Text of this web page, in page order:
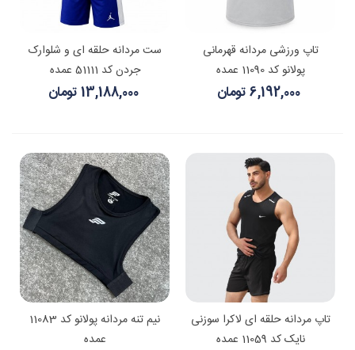
تاپ ورزشی مردانه قهرمانی
پولانو کد 11090 عمده
6,192,000 تومان
ست مردانه حلقه ای و شلوارک
جردن کد 51111 عمده
13,188,000 تومان
تاپ مردانه حلقه ای لاکرا سوزنی
نایک کد 11059 عمده
نیم تنه مردانه پولانو کد 11083
عمده